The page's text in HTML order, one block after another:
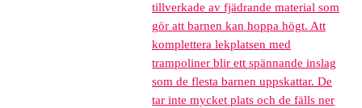
tillverkade av fjädrande material som
gör att barnen kan hoppa högt. Att
komplettera lekplatsen med
trampoliner blir ett spännande inslag
som de flesta barnen uppskattar. De
tar inte mycket plats och de fälls ner